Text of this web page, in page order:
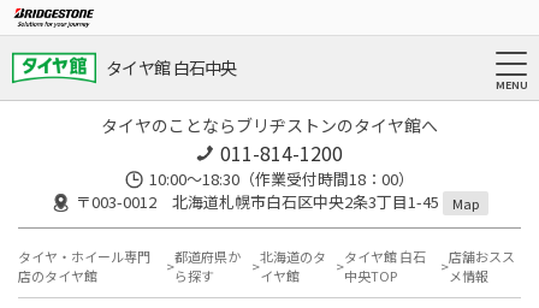
タイヤ館 白石中央
タイヤのことならブリヂストンのタイヤ館へ
011-814-1200
10:00～18:30（作業受付時間18：00）
〒003-0012 北海道札幌市白石区中央2条3丁目1-45
Map
タイヤ・ホイール専門
店のタイヤ館
都道府県か
ら探す
北海道のタ
イヤ館
タイヤ館 白石
中央TOP
店舗おスス
メ情報